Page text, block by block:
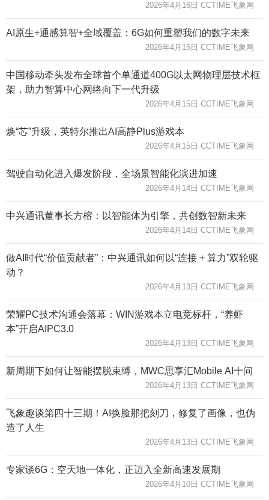
2026年4月16日 CCTIME飞象网
AI原生+通感算智+全域覆盖：6G如何重塑我们的数字未来
2026年4月15日 CCTIME飞象网
中国移动牵头发布全球首个单通道400G以太网物理层技术框
架，助力智算中心网络向下一代升级
2026年4月15日 CCTIME飞象网
焕“芯”升级，英特尔推出AI高静Plus游戏本
2026年4月15日 CCTIME飞象网
驾驶自动化进入爆发阶段，全场景智能化演进加速
2026年4月14日 CCTIME飞象网
中兴通讯董事长方榕：以智能体为引擎，共创数智新未来
2026年4月14日 CCTIME飞象网
做AI时代“价值贡献者”：中兴通讯如何以“连接 + 算力”双轮驱
动？
2026年4月13日 CCTIME飞象网
荣耀PC技术沟通会落幕：WIN游戏本立电竞标杆，“养虾
本”开启AIPC3.0
2026年4月13日 CCTIME飞象网
新周期下如何让智能摆脱束缚，MWC思享汇Mobile AI十问
2026年4月13日 CCTIME飞象网
飞象趣谈第四十三期！AI换脸那把刻刀，修复了画像，也伪
造了人生
2026年4月13日 CCTIME飞象网
专家谈6G：空天地一体化，正迈入全新高速发展期
2026年4月10日 CCTIME飞象网